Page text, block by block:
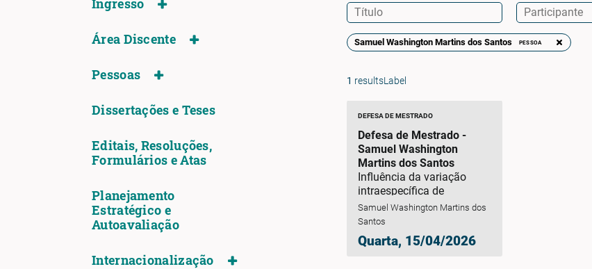
Ingresso
Área Discente
Pessoas
Dissertações e Teses
Editais, Resoluções,
Formulários e Atas
Planejamento
Estratégico e
Autoavaliação
Internacionalização
Samuel Washington Martins dos Santos PESSOA
1 resultsLabel
DEFESA DE MESTRADO
Defesa de Mestrado -
Samuel Washington
Martins dos Santos
Influência da variação
intraespecífica de
Chelonoidis denticulatus
na sua interação com cães
domésticos em uma
iniciativa de refaunação
Samuel Washington Martins dos
Santos
Quarta, 15/04/2026